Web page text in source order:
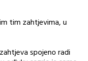
tim zahtjevima, u
spojeno radi